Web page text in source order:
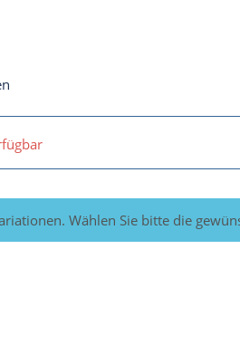
Wählen Sie bitte die